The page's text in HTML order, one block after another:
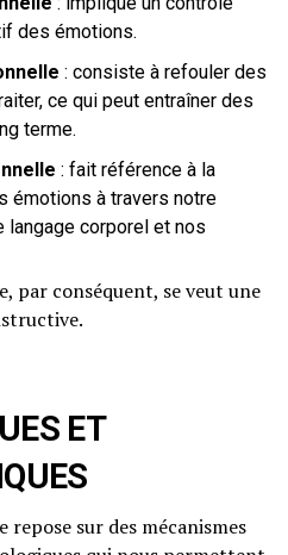
des émotions.
: consiste à refouler des
ce qui peut entraîner des
terme.
: fait référence à la
émotions à travers notre
langage corporel et nos
par conséquent, se veut une
ET
sur des mécanismes